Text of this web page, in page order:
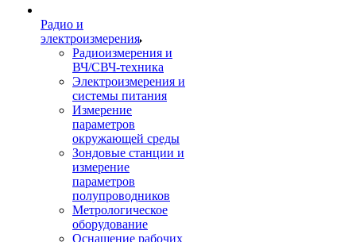
Радио и
электроизмерения
Радиоизмерения и
ВЧ/СВЧ-техника
Электроизмерения и
системы питания
Измерение
параметров
окружающей среды
Зондовые станции и
измерение
параметров
полупроводников
Метрологическое
оборудование
Оснащение рабочих